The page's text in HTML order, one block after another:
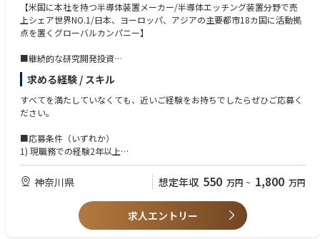
【サービス・技術領域】
Microsoft 365 E5
Entra ID(Azure AD)
Entra SSE
Microsoft Defender for Endpoint
Microsoft Defender for Identity
Microsoft Defender for Cloud
Azure Application Proxy
Azure Firewall
MPIP (Microsoft Purview Information Protection)
Microsoft Intune
Microsoft Sentinel
Copilot for Security
【実績（一例）】
【米国に本社を持つ半導体装置メーカー/半導体エッチング装置分野で売
上シェア世界NO.1/日本、ヨーロッパ、アジアの主要都市18カ国に活動拠
点を置くグローバルカンパニー】
■継続的な研究開発投資
最先端技術を提供し続けるため、売上高の【10～15％】を研究開発に継続
的に投資しています。
■業務内容
後の変更を管理する
•顧客からの要求仕様と出荷装置仕様との整合をとる作業
- 顧客・社内関係部門・協力会社へ装置仕様・作業区分を説明し、合意を
得るまでを担当する
•装置の仕様書および設計図書の作成
•国内手配品の選定、予算の立案、購入および予算管理
•搬入および機器接続作業の管理業務
• 出張比率：通常は0~5%
求める経験 / スキル
すべてを満たしていなくても、近いご経験をお持ちでしたらぜひご応募く
ださい。
■応募条件（いずれか）
1) 現職務での経験2年以上
2) Management及び Project管理能力尚可
3) 部署・年齢など壁なく積極的に国内(社内外)及び海外とコミュニケーシ
ョンをとれる方
4) お互いを尊重するチームワークを持つ方
5) ⾃分から積極的に⾏動できる方
※未経験者でも意欲のある方歓迎です。
神奈川県 想定年収 550 万円 ~ 1,800 万円
求人エントリー